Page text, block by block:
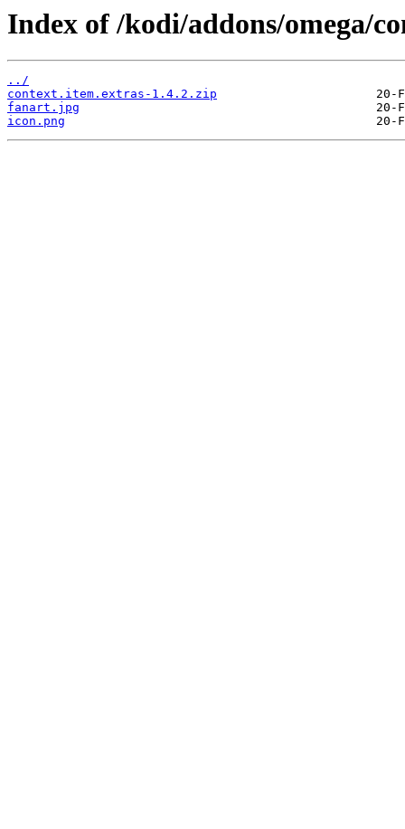
Index of /kodi/addons/omega/
../
context.item.extras-1.4.2.zip
fanart.jpg
icon.png